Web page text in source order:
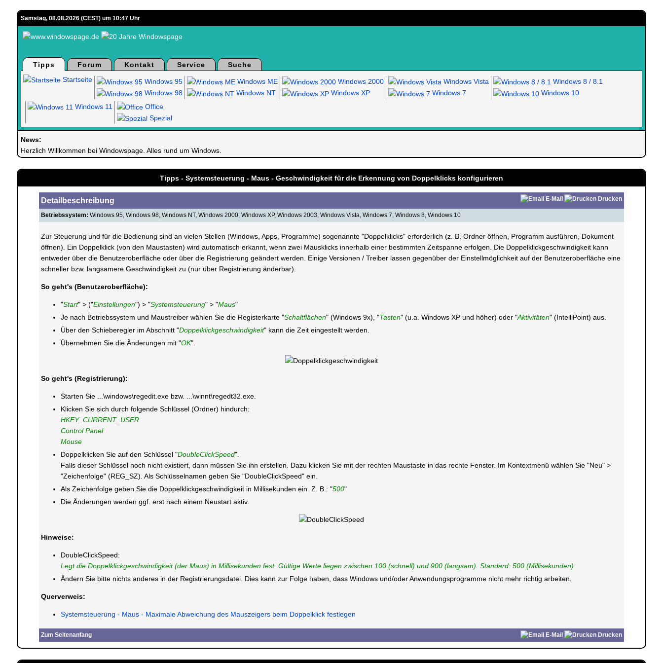
Samstag, 08.08.2026 (CEST) um 10:47 Uhr
Tipps Forum Kontakt Service
Suche
Startseite
Windows 95
Windows 98
Windows ME
Windows NT
Windows 2000
Windows XP
Windows Vista
Windows 7
Windows 8 / 8.1
Windows 10
Windows 11
Office
Spezial
News:
Herzlich Willkommen bei Windowspage. Alles rund um Windows.
Tipps - Systemsteuerung - Maus - Geschwindigkeit für die Erkennung von Doppelklicks konfigurieren
Detailbeschreibung E-Mail Drucken
Betriebssystem: Windows 95, Windows 98, Windows NT, Windows 2000, Windows XP, Windows 2003, Windows Vista, Windows 7, Windows 8, Windows 10
Zur Steuerung und für die Bedienung sind an vielen Stellen (Windows, Apps, Programme) sogenannte "Doppelklicks" erforderlich (z. B. Ordner öffnen, Programm ausführen, Dokument
öffnen). Ein Doppelklick (von den Maustasten) wird automatisch erkannt, wenn zwei Mausklicks innerhalb einer bestimmten Zeitspanne erfolgen. Die Doppelklickgeschwindigkeit kann
entweder über die Benutzeroberfläche oder über die Registrierung geändert werden. Einige Versionen / Treiber lassen gegenüber der Einstellmöglichkeit auf der Benutzeroberfläche eine
schneller bzw. langsamere Geschwindigkeit zu (nur über Registrierung änderbar).
So geht's (Benutzeroberfläche):
"Start" > ("Einstellungen") > "Systemsteuerung" > "Maus"
Je nach Betriebssystem und Maustreiber wählen Sie die Registerkarte "Schaltflächen" (Windows 9x), "Tasten" (u.a. Windows XP und höher) oder "Aktivitäten" (IntelliPoint) aus.
Über den Schieberegler im Abschnitt "Doppelklickgeschwindigkeit" kann die Zeit eingestellt werden.
Übernehmen Sie die Änderungen mit "OK".
So geht's (Registrierung):
Starten Sie ...\windows\regedit.exe bzw. ...\winnt\regedt32.exe.
Klicken Sie sich durch folgende Schlüssel (Ordner) hindurch:
HKEY_CURRENT_USER
Control Panel
Mouse
Doppelklicken Sie auf den Schlüssel "DoubleClickSpeed".
Falls dieser Schlüssel noch nicht existiert, dann müssen Sie ihn erstellen. Dazu klicken Sie mit der rechten Maustaste in das rechte Fenster. Im Kontextmenü wählen Sie "Neu" >
"Zeichenfolge" (REG_SZ). Als Schlüsselnamen geben Sie "DoubleClickSpeed" ein.
Als Zeichenfolge geben Sie die Doppelklickgeschwindigkeit in Millisekunden ein. Z. B.: "500"
Die Änderungen werden ggf. erst nach einem Neustart aktiv.
Hinweise:
DoubleClickSpeed:
Legt die Doppelklickgeschwindigkeit (der Maus) in Millisekunden fest. Gültige Werte liegen zwischen 100 (schnell) und 900 (langsam). Standard: 500 (Millisekunden)
Ändern Sie bitte nichts anderes in der Registrierungsdatei. Dies kann zur Folge haben, dass Windows und/oder Anwendungsprogramme nicht mehr richtig arbeiten.
Querverweis:
Systemsteuerung - Maus - Maximale Abweichung des Mauszeigers beim Doppelklick festlegen
Zum Seitenanfang E-Mail Drucken